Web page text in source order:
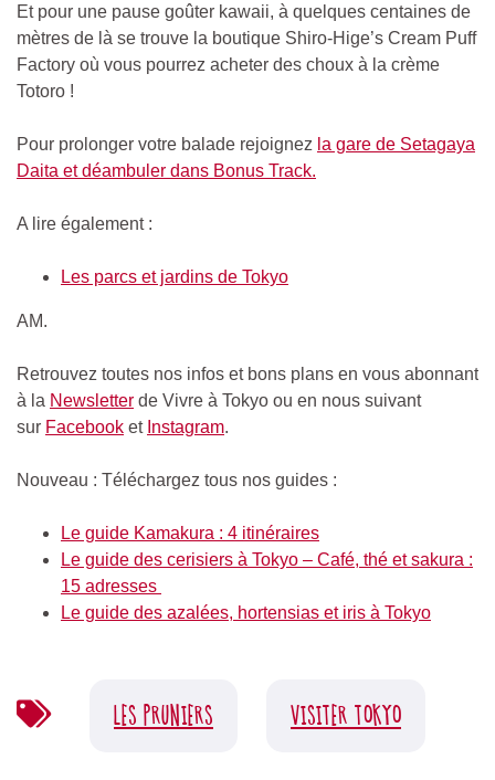
Et pour une pause goûter kawaii, à quelques centaines de
mètres de là se trouve la boutique Shiro-Hige’s Cream Puff
Factory où vous pourrez acheter des choux à la crème
Totoro !
Pour prolonger votre balade rejoignez la gare de Setagaya
Daita et déambuler dans Bonus Track.
A lire également :
Les parcs et jardins de Tokyo
AM.
Retrouvez toutes nos infos et bons plans en vous abonnant
à la Newsletter de Vivre à Tokyo ou en nous suivant
sur Facebook et Instagram.
Nouveau : Téléchargez tous nos guides :
Le guide Kamakura : 4 itinéraires
Le guide des cerisiers à Tokyo – Café, thé et sakura :
15 adresses
Le guide des azalées, hortensias et iris à Tokyo
LES PRUNIERS VISITER TOKYO